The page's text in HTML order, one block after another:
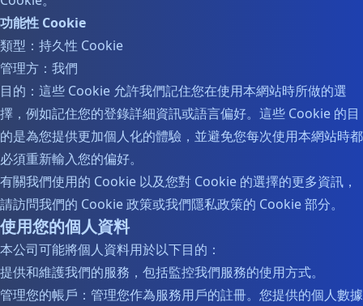
功能性 Cookie
類型：持久性 Cookie
管理方：我們
目的：這些 Cookie 允許我們記住您在使用本網站時所做的選
擇，例如記住您的登錄詳細資訊或語言偏好。這些 Cookie 的目
的是為您提供更加個人化的體驗，並避免您每次使用本網站時都
必須重新輸入您的偏好。
有關我們使用的 Cookie 以及您對 Cookie 的選擇的更多資訊，
請訪問我們的 Cookie 政策或我們隱私政策的 Cookie 部分。
使用您的個人資料
本公司可能將個人資料用於以下目的：
提供和維護我們的服務，包括監控我們服務的使用方式。
管理您的帳戶：管理您作為服務用戶的註冊。您提供的個人數據